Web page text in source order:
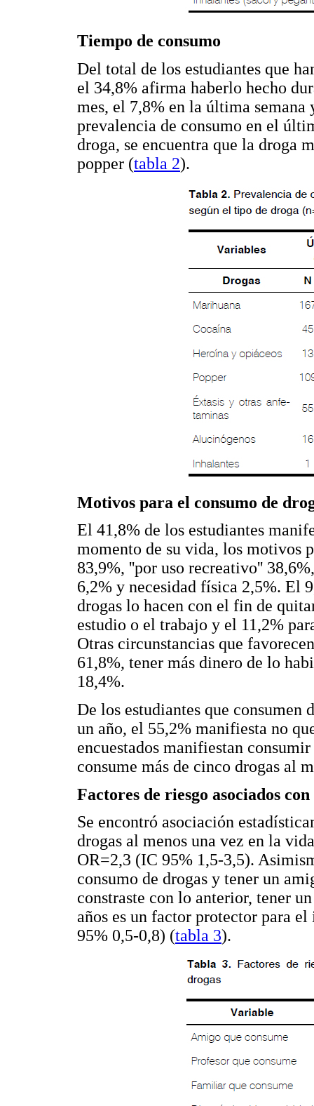
Tiempo de consumo
Del total de los estudiantes que
el 34,8% afirma haberlo hecho
mes, el 7,8% en la última
prevalencia de consumo en el
droga, se encuentra que la droga
popper (tabla 2).
Motivos para el consumo de
El 41,8% de los estudiantes
momento de su vida, los motivos
83,9%, ''por uso recreativo''
6,2% y necesidad física 2,5%. El
drogas lo hacen con el fin de
estudio o el trabajo y el 11,2%
Otras circunstancias que
61,8%, tener más dinero de lo
18,4%.
De los estudiantes que consumen
un año, el 55,2% manifiesta no
encuestados manifiestan
consume más de cinco drogas al
Factores de riesgo asociados
Se encontró asociación
drogas al menos una vez en la
OR=2,3 (IC 95% 1,5-3,5).
consumo de drogas y tener un
constraste con lo anterior, tener
años es un factor protector para
95% 0,5-0,8) (tabla 3).